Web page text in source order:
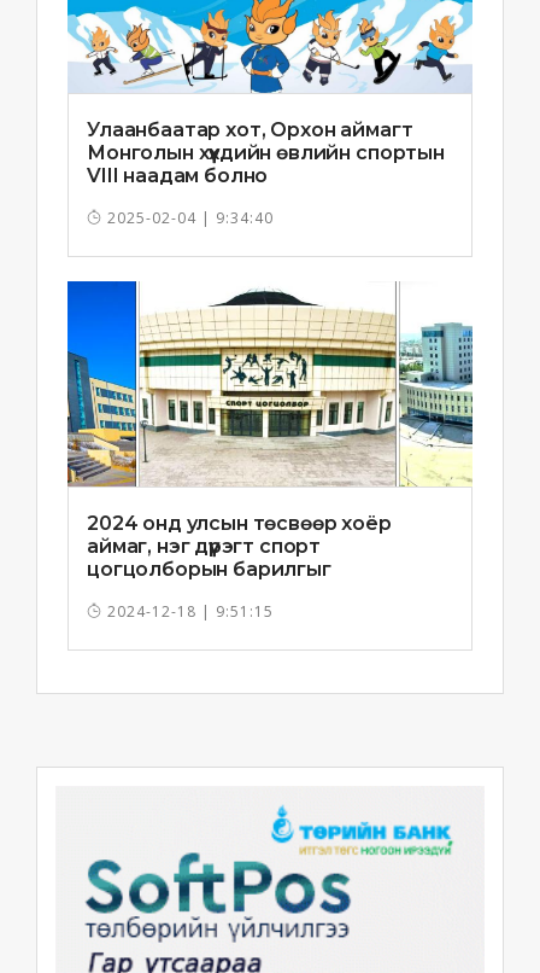
Улаанбаатар хот, Орхон аймагт
Монголын хүүхдийн өвлийн спортын
VIII наадам болно
2025-02-04 | 9:34:40
2024 онд улсын төсвөөр хоёр
аймаг, нэг дүүрэгт спорт
цогцолборын барилгыг
2024-12-18 | 9:51:15